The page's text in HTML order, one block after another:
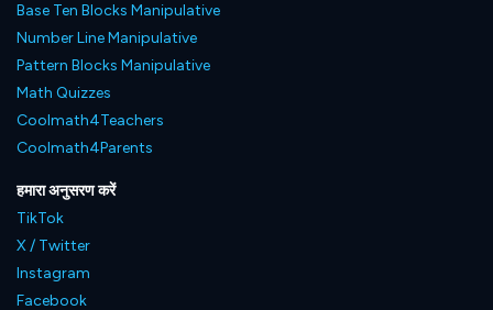
Base Ten Blocks Manipulative
Number Line Manipulative
Pattern Blocks Manipulative
Math Quizzes
Coolmath4Teachers
Coolmath4Parents
हमारा अनुसरण करें
TikTok
X / Twitter
Instagram
Facebook